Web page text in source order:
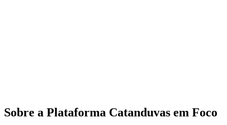
Sobre a Plataforma Catanduvas em Foco